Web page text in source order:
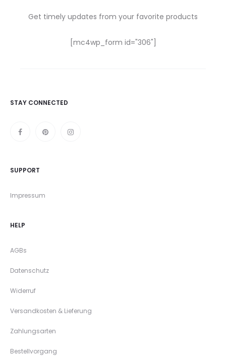
Get timely updates from your favorite products
[mc4wp_form id="306"]
STAY CONNECTED
SUPPORT
Impressum
HELP
AGBs
Datenschutz
Widerruf
Versandkosten & Lieferung
Zahlungsarten
Bestellvorgang